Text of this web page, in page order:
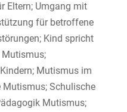
Eltern; Umgang mit
für betroffene
Kind spricht
Mutismus;
Mutismus im
Mutismus; Schulische
Mutismus;